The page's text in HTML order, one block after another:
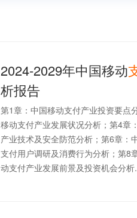
2024-2029年中国移动
析报告
第1章：中国移动支付产业投资要点
移动支付产业发展状况分析；第4章
产业技术及安全防范分析；第6章：
支付用户调研及消费行为分析；第8
动支付产业发展前景及投资机会分析